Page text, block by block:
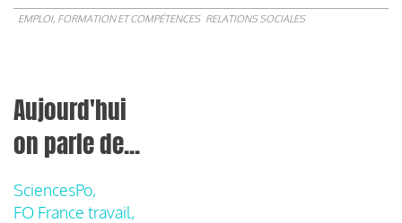
EMPLOI, FORMATION ET COMPÉTENCES RELATIONS SOCIALES
Aujourd'hui
on parle de...
SciencesPo,
FO France travail,